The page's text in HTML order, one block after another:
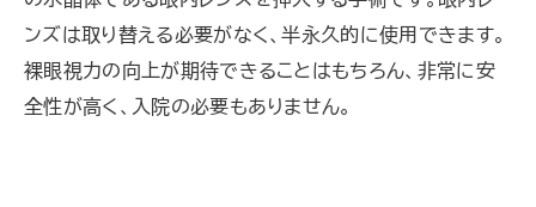
ンズは取り替える必要がなく、半永久的に使用できます。
裸眼視力の向上が期待できることはもちろん、非常に安
全性が高く、入院の必要もありません。